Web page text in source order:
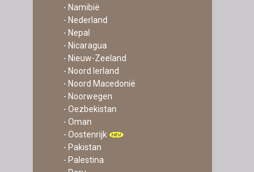
- Namibië
- Nederland
- Nepal
- Nicaragua
- Nieuw-Zeeland
- Noord Ierland
- Noord Macedonië
- Noorwegen
- Oezbekistan
- Oman
- Oostenrijk
- Pakistan
- Palestina